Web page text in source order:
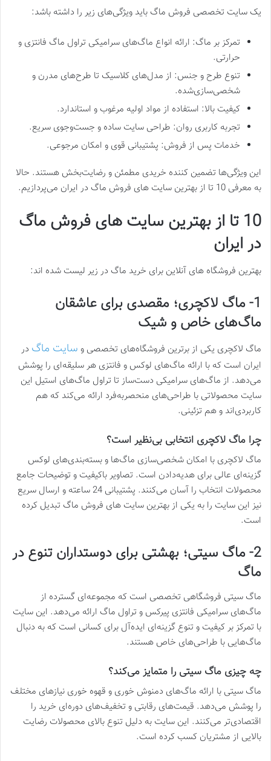
یک سایت تخصصی فروش ماگ باید ویژگی‌های زیر را داشته باشد:
تمرکز بر ماگ: ارائه انواع ماگ‌های سرامیکی تراول ماگ فانتزی و
حرارتی.
تنوع طرح و جنس: از مدل‌های کلاسیک تا طرح‌های مدرن و
شخصی‌سازی‌شده.
کیفیت بالا: استفاده از مواد اولیه مرغوب و استاندارد.
تجربه کاربری روان: طراحی سایت ساده و جست‌وجوی سریع.
خدمات پس از فروش: پشتیبانی قوی و امکان مرجوعی.
این ویژگی‌ها تضمین‌ کننده خریدی مطمئن و رضایت‌بخش هستند. حالا
به معرفی 10 تا از بهترین سایت های فروش ماگ در ایران می‌پردازیم.
10 تا از بهترین سایت های فروش ماگ
در ایران
بهترین فروشگاه های آنلاین برای خرید ماگ در زیر لیست شده اند:
1- ماگ لاکچری؛ مقصدی برای عاشقان
ماگ‌های خاص و شیک
ماگ لاکچری یکی از برترین فروشگاه‌های تخصصی و سایت ماگ در
ایران است که با ارائه ماگ‌های لوکس و فانتزی هر سلیقه‌ای را پوشش
می‌دهد. از ماگ‌های سرامیکی دست‌ساز تا تراول ماگ‌های استیل این
سایت محصولاتی با طراحی‌های منحصربه‌فرد ارائه می‌کند که هم
کاربردی‌اند و هم تزئینی.
چرا ماگ لاکچری انتخابی بی‌نظیر است؟
ماگ لاکچری با امکان شخصی‌سازی ماگ‌ها و بسته‌بندی‌های لوکس
گزینه‌ای عالی برای هدیه‌دادن است. تصاویر باکیفیت و توضیحات جامع
محصولات انتخاب را آسان می‌کنند. پشتیبانی 24 ساعته و ارسال سریع
نیز این سایت را به یکی از بهترین سایت های فروش ماگ تبدیل کرده
است.
2- ماگ سیتی؛ بهشتی برای دوستداران تنوع در
ماگ
ماگ سیتی فروشگاهی تخصصی است که مجموعه‌ای گسترده از
ماگ‌های سرامیکی فانتزی پیرکس و تراول ماگ ارائه می‌دهد. این سایت
با تمرکز بر کیفیت و تنوع گزینه‌ای ایده‌آل برای کسانی است که به دنبال
ماگ‌هایی با طراحی‌های خاص هستند.
چه چیزی ماگ سیتی را متمایز می‌کند؟
ماگ سیتی با ارائه ماگ‌های دمنوش‌ خوری و قهوه‌ خوری نیازهای مختلف
را پوشش می‌دهد. قیمت‌های رقابتی و تخفیف‌های دوره‌ای خرید را
اقتصادی‌تر می‌کنند. این سایت به دلیل تنوع بالای محصولات رضایت
بالایی از مشتریان کسب کرده است.